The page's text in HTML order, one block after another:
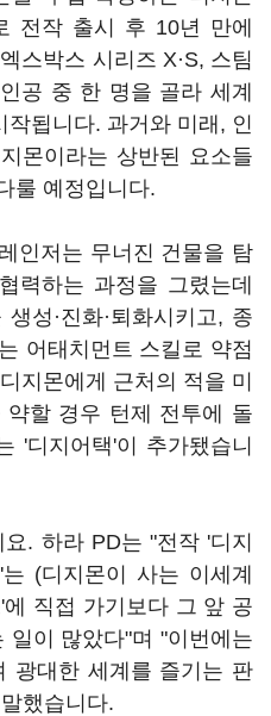
전작 출시 후 10년 만에
스박스 시리즈 X·S, 스팀
공 중 한 명을 골라 세계
됩니다. 과거와 미래, 인
몬이라는 상반된 요소들
룰 예정입니다.
인저는 무너진 건물을 탐
력하는 과정을 그렸는데
성·진화·퇴화시키고, 종
어태치먼트 스킬로 약점
지몬에게 근처의 적을 미
할 경우 턴제 전투에 돌
'디지어택'이 추가됐습니
. 하라 PD는 "전작 '디지
(디지몬이 사는 이세계
직접 가기보다 그 앞 공
일이 많았다"며 "이번에는
광대한 세계를 즐기는 판
했습니다.